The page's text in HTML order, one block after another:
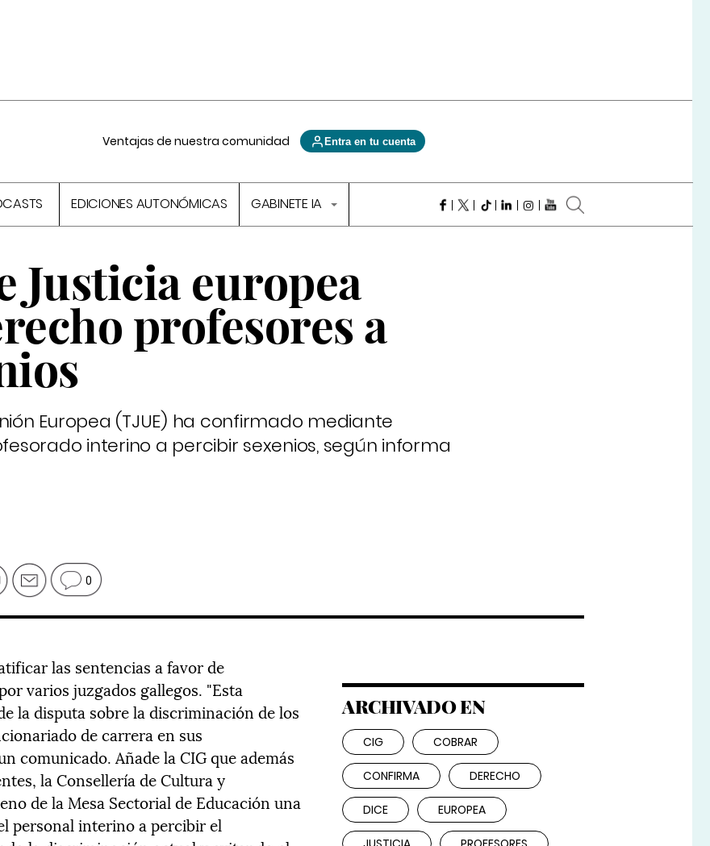
Ventajas de nuestra comunidad Entra en tu cuenta
EDICIONES AUTONÓMICAS GABINETE IA
Justicia europea
profesores a
Europea (TJUE) ha confirmado mediante
interino a percibir sexenios, según informa
0
las sentencias a favor de
varios juzgados gallegos. "Esta
la disputa sobre la discriminación de los
de carrera en sus
comunicado. Añade la CIG que además
la Consellería de Cultura y
de la Mesa Sectorial de Educación una
personal interino a percibir el
ARCHIVADO EN
CIG COBRAR
CONFIRMA DERECHO
DICE EUROPEA